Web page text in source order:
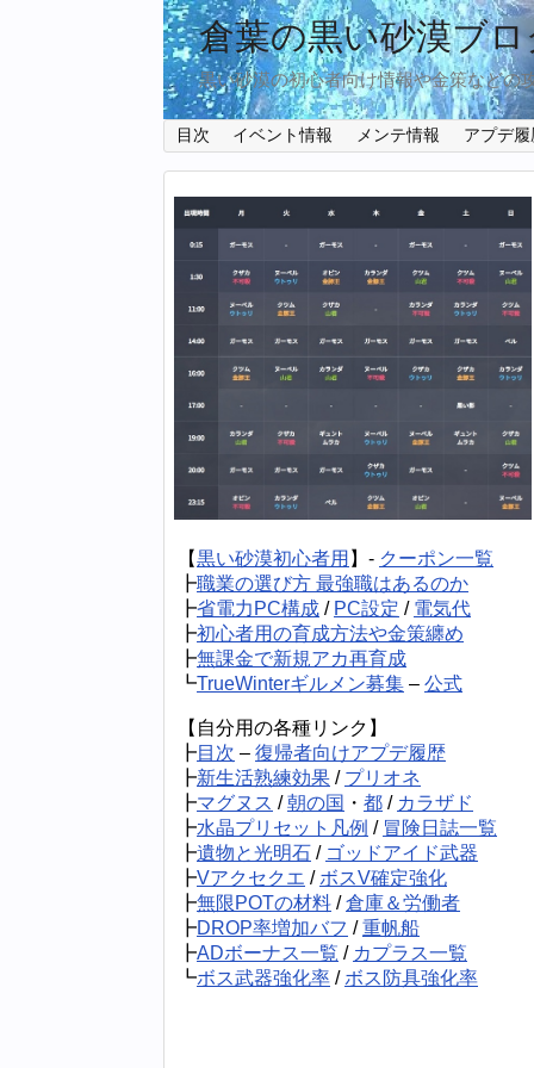
倉葉の黒い砂漠ブロ
黒い砂漠の初心者向け情報や金策などの
目次 イベント情報 メンテ情報 アプデ履
【黒い砂漠初心者用 】- クーポン一覧
┣職業の選び方 最強職はあるのか
┣省電力PC構成 / PC設定 / 電気代
┣初心者用の育成方法や金策纏め
┣無課金で新規アカ再育成
┗TrueWinterギルメン募集 – 公式
【自分用の各種リンク】
┣目次 – 復帰者向けアプデ履歴
┣新生活熟練効果 / プリオネ
┣マグヌス /朝の国 ・ 都 / カラザド
┣水晶プリセット凡例 / 冒険日誌一覧
┣遺物と光明石 / ゴッドアイド武器
┣Vアクセクエ / ボスV確定強化
┣無限POTの材料 /倉庫＆労働者
┣DROP率増加バフ /重帆船
┣ADボーナス一覧 / カプラス一覧
┗ボス武器強化率 / ボス防具強化率